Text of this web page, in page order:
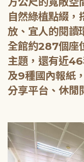
自然綠植點綴，
放、宜人的閱讀
全館約287個座
主題，還有近
及9種國內報紙